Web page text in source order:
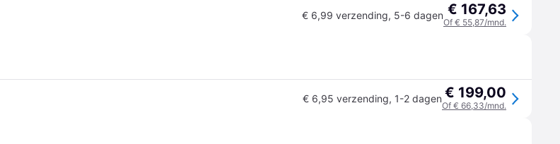
€ 6,99 verzending, 5-6 dagen € 167,63
Of € 55,87/mnd.
€ 6,95 verzending, 1-2 dagen € 199,00
Of € 66,33/mnd.